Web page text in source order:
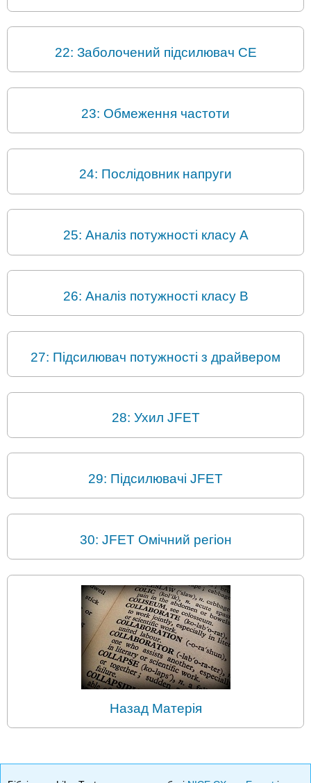
22: Заболочений підсилювач CE
23: Обмеження частоти
24: Послідовник напруги
25: Аналіз потужності класу A
26: Аналіз потужності класу B
27: Підсилювач потужності з драйвером
28: Ухил JFET
29: Підсилювачі JFET
30: JFET Омічний регіон
Назад Матерія